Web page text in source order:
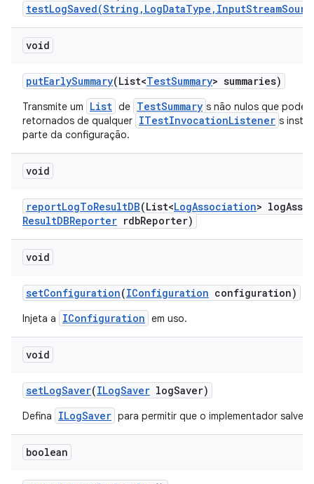
void
putEarlySummary(List<TestSummary> summaries)
Transmite um List de TestSummary s não nulos que
retornados de qualquer ITestInvocationListener s
parte da configuração.
void
reportLogToResultDB(List<LogAssociation> log
ResultDBReporter rdbReporter)
void
setConfiguration(IConfiguration configuration)
Injeta a IConfiguration em uso.
void
setLogSaver(ILogSaver logSaver)
Defina ILogSaver para permitir que o implementador salve
boolean